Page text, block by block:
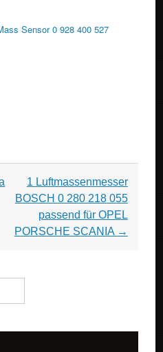
Sensor 0 928 400 527
1 Luftmassenmesser
BOSCH 0 280 218 055
passend für OPEL
PORSCHE SCANIA →